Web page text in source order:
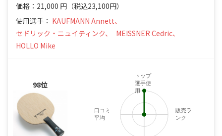
価格：21,000 円 （税込23,100円）
使用選手： KAUFMANN Annett、
セドリック・ニュイティンク、
MEISSNER Cedric、
HOLLO Mike
98位
トップ
選手使
用
販売ラ
ンク
口コミ
平均